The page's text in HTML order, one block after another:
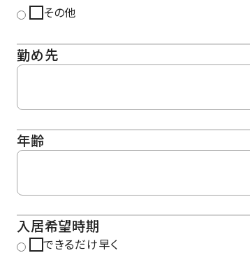
その他
勤め先
年齢
入居希望時期
できるだけ早く